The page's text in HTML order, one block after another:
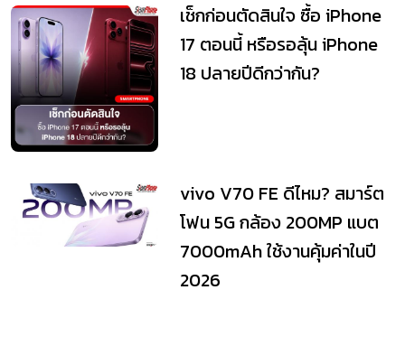
เช็กก่อนตัดสินใจ ซื้อ iPhone
17 ตอนนี้ หรือรอลุ้น iPhone
18 ปลายปีดีกว่ากัน?
vivo V70 FE ดีไหม? สมาร์ต
โฟน 5G กล้อง 200MP แบต
7000mAh ใช้งานคุ้มค่าในปี
2026